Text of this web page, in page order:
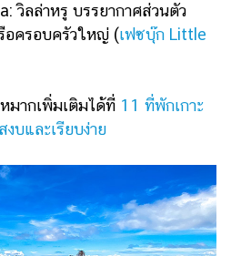
ล่าหรู บรรยากาศส่วนตัว
อครอบครัวใหญ่ (เฟซบุ๊ก Little
ากเพิ่มเติมได้ที่ 11 ที่พักเกาะ
บและเรียบง่าย